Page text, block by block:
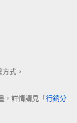
式。
，詳情請見「 行銷分